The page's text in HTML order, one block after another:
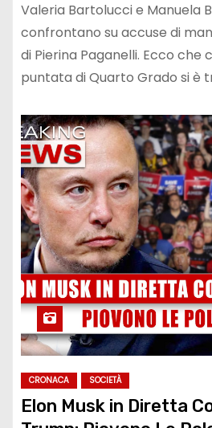
Valeria Bartolucci e Manuela
confrontano su accuse di
di Pierina Paganelli. Ecco che
puntata di Quarto Grado si è
CRONACA SOCIETÀ
Elon Musk in Diretta